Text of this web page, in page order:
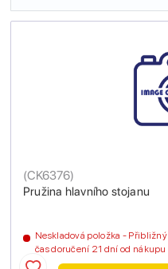
Pružina hlavního stojanu
(CK6376)
Neskladová položka - Přibližný
čas doručení 21 dní od nákupu